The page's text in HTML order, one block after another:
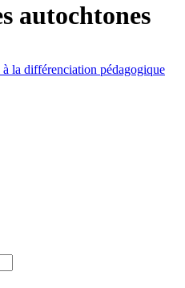
autochtones
à la différenciation pédagogique